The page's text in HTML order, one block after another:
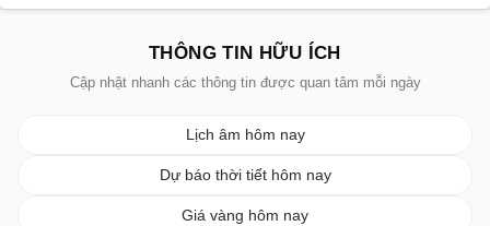
THÔNG TIN HỮU ÍCH
Cập nhật nhanh các thông tin được quan tâm mỗi ngày
Lịch âm hôm nay
Dự báo thời tiết hôm nay
Giá vàng hôm nay